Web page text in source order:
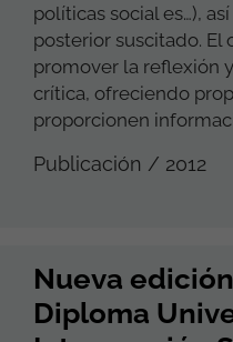
políticas social es…),
posterior suscitado. El
promover la reflexión
crítica, ofreciendo
proporcionen
Publicación / 2012
Nueva
Diploma